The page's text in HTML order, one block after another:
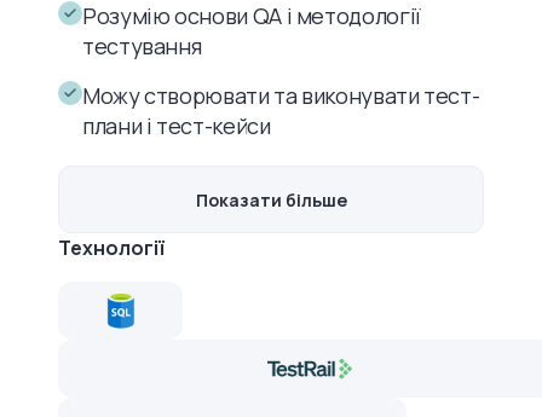
Розумію основи QA і методології
тестування
Можу створювати та виконувати тест-
плани і тест-кейси
Показати більше
Технології